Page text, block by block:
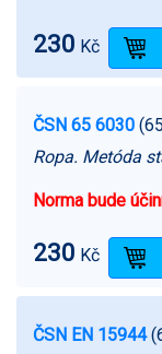
230 Kč
ČSN 65 6030
Ropa. Metóda
Norma bude
230 Kč
ČSN EN 15944